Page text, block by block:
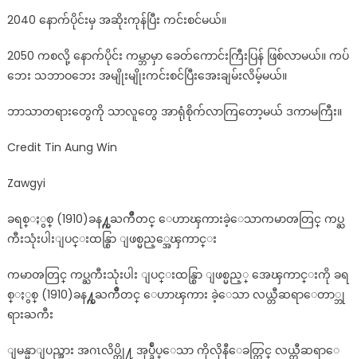
2040 နောက်ပိုင်းမှ အဆိုးကုန်ပြီး ကင်းစင်မယ်။
2050 ကစလို့ နောက်ပိုင်း ကမ္ဘာမှာ ခေတ်ကောင်းကြီးပြန် ဖြစ်လာမယ်။ ကပ်
ဘေး သဘာဝဘေး အမျိုးမျိုးကင်းစင်ပြီးအေးချမ်းလိမ့်မယ်။
ဘာသာတရားတွေကို သာလူတွေ အာရုံစိုက်လာကြတော့မယ် ဒကာမကြီး။
Credit Tin Aung Win
Zawgyi
ခရစ္ႏွစ္ (1910)ခန႔္ကႀကိဳတင္ ေဟာၾကားခဲ့ေသာကမာၻတြင္ ကပ္ႀ
ကီးသုံးပါးျပင္းထန္စြာ ျဖစ္မည့္အေၾကာင္း
ကမာၻတြင္ ကပ္ႀကီးသုံးပါး ျပင္းထန္စြာ ျဖစ္မည့္ အေၾကာင္းကို ခရ
စ္ႏွစ္ (1910)ခန႔္ကႀကိဳတင္ ေဟာၾကား ခဲ့ေသာ လယ္တီဆရာေတာ္ဘု
ရားႀကီး
ျမန္မာျပည္အား အဂၤလိပ္တို႔ အုပ္ခ်ဳပ္ေသာ ကိုလိုနီေခတ္တြင္ လယ္တီဆရာေ